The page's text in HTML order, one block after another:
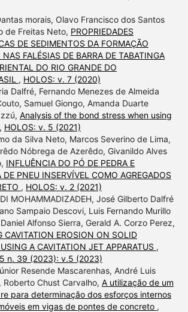
morais, Olavo Francisco dos Santos
de Freitas Neto, PROPRIEDADES
DE SEDIMENTOS DA FORMAÇÃO
NAS FALÉSIAS DE BARRA DE TABATINGA
DO RIO GRANDE DO
, HOLOS: v. 7 (2020)
Dalfré, Fernando Menezes de Almeida
Samuel Giongo, Amanda Duarte
Analysis of the bond stress when using
, HOLOS: v. 5 (2021)
da Silva Neto, Marcos Severino de Lima,
Nóbrega de Azerêdo, Givanildo Alves
INFLUÊNCIA DO PÓ DE PEDRA E
DE PNEU INSERVÍVEL COMO AGREGADOS
, HOLOS: v. 2 (2021)
MOHAMMADIZADEH, José Gilberto Dalfré
Sampaio Descovi, Luis Fernando Murillo
Alfonso Sierra, Gerald A. Corzo Perez,
CAVITATION EROSION ON SOLID
A CAVITATION JET APPARATUS ,
n. 39 (2023): v.5 (2023)
Resende Mascarenhas, André Luis
Roberto Chust Carvalho, A utilização de um
para determinação dos esforços internos
em vigas de pontes de concreto ,